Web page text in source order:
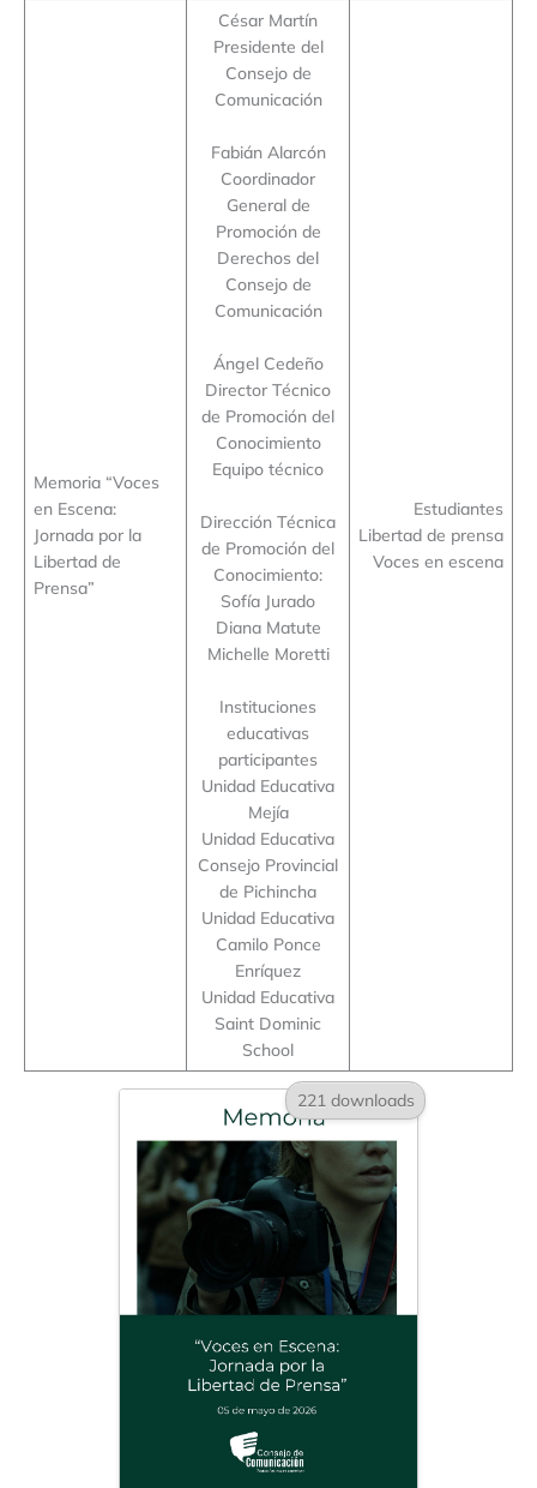
Memoria “Voces
en Escena:
Jornada por la
Libertad de
Prensa”
César Martín
Presidente del
Consejo de
Comunicación
Fabián Alarcón
Coordinador
General de
Promoción de
Derechos del
Consejo de
Comunicación
Ángel Cedeño
Director Técnico
de Promoción del
Conocimiento
Equipo técnico
Dirección Técnica
de Promoción del
Conocimiento:
Sofía Jurado
Diana Matute
Michelle Moretti
Instituciones
educativas
participantes
Unidad Educativa
Mejía
Unidad Educativa
Consejo Provincial
de Pichincha
Unidad Educativa
Camilo Ponce
Enríquez
Unidad Educativa
Saint Dominic
School
Estudiantes
Libertad de prensa
Voces en escena
221 downloads